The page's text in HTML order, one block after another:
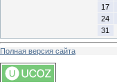
17
24
31
Полная версия сайта